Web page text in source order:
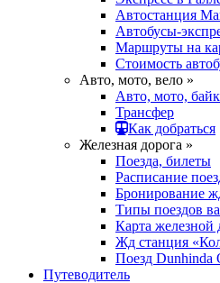
Автостанция
Автобусы-
Маршруты на
Стоимость
Авто, мото, вело »
Авто, мото, байк
Трансфер
Как добраться
Железная дорога »
Поезда, билеты
Расписание
Бронирование
Типы поездов
Карта железной
Жд станция
Поезд Dunhinda
Путеводитель